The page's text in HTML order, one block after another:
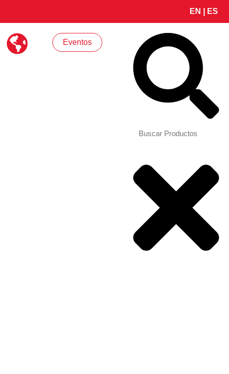
EN ES
Eventos Search